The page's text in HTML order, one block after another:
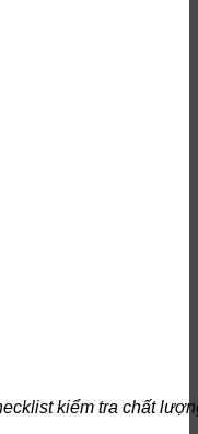
kiểm tra chất